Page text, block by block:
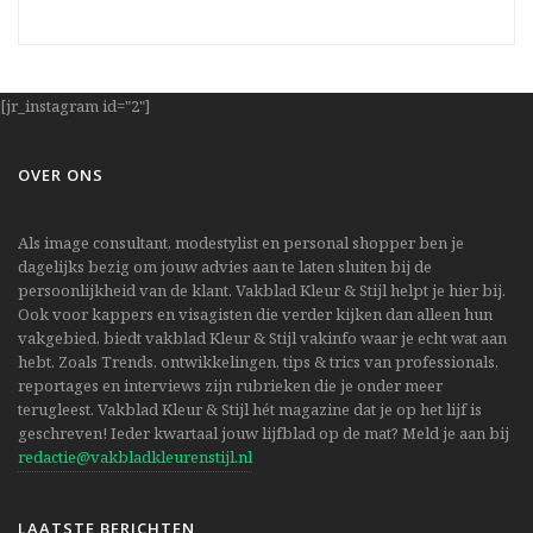
[jr_instagram id="2"]
OVER ONS
Als image consultant, modestylist en personal shopper ben je
dagelijks bezig om jouw advies aan te laten sluiten bij de
persoonlijkheid van de klant. Vakblad Kleur & Stijl helpt je hier bij.
Ook voor kappers en visagisten die verder kijken dan alleen hun
vakgebied, biedt vakblad Kleur & Stijl vakinfo waar je echt wat aan
hebt. Zoals Trends, ontwikkelingen, tips & trics van professionals,
reportages en interviews zijn rubrieken die je onder meer
terugleest. Vakblad Kleur & Stijl hét magazine dat je op het lijf is
geschreven! Ieder kwartaal jouw lijfblad op de mat? Meld je aan bij
redactie@vakbladkleurenstijl.nl
LAATSTE BERICHTEN